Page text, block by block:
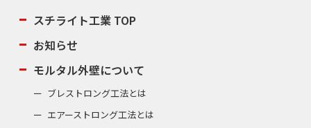
スチライト工業 TOP
お知らせ
モルタル外壁について
ブレストロング工法とは
エアーストロング工法とは